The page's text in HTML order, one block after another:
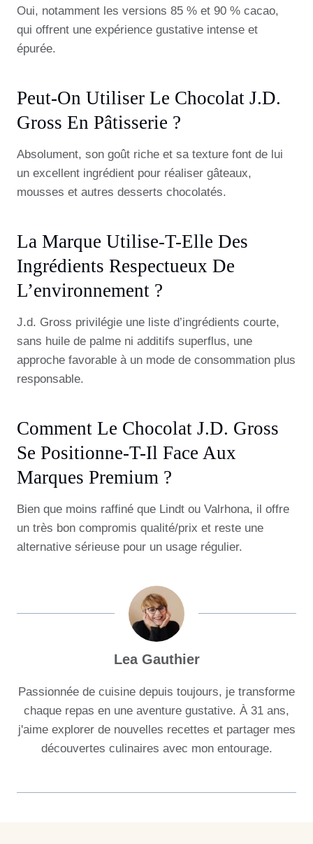
Oui, notamment les versions 85 % et 90 % cacao,
qui offrent une expérience gustative intense et
épurée.
Peut-On Utiliser Le Chocolat J.d.
Gross En Pâtisserie ?
Absolument, son goût riche et sa texture font de lui
un excellent ingrédient pour réaliser gâteaux,
mousses et autres desserts chocolatés.
La Marque Utilise-T-Elle Des
Ingrédients Respectueux De
L’environnement ?
J.d. Gross privilégie une liste d’ingrédients courte,
sans huile de palme ni additifs superflus, une
approche favorable à un mode de consommation plus
responsable.
Comment Le Chocolat J.d. Gross
Se Positionne-T-Il Face Aux
Marques Premium ?
Bien que moins raffiné que Lindt ou Valrhona, il offre
un très bon compromis qualité/prix et reste une
alternative sérieuse pour un usage régulier.
Lea Gauthier
Passionnée de cuisine depuis toujours, je transforme
chaque repas en une aventure gustative. À 31 ans,
j'aime explorer de nouvelles recettes et partager mes
découvertes culinaires avec mon entourage.